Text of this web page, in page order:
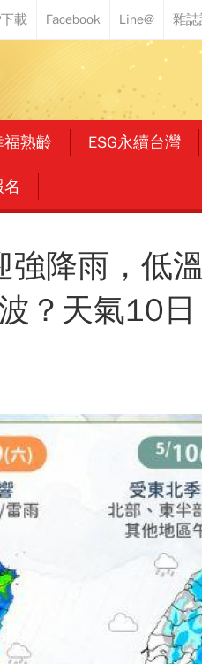
福熟齡 ESG永續台灣
強降雨，低溫
？天氣10日